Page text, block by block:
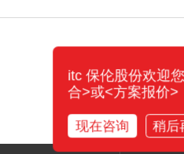
itc 保伦股份欢迎
合>或<方案报价>
现在咨询 稍后